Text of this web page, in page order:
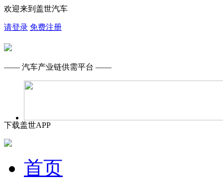
欢迎来到盖世汽车
请登录 免费注册
—— 汽车产业链供需平台 ——
下载盖世APP
首页